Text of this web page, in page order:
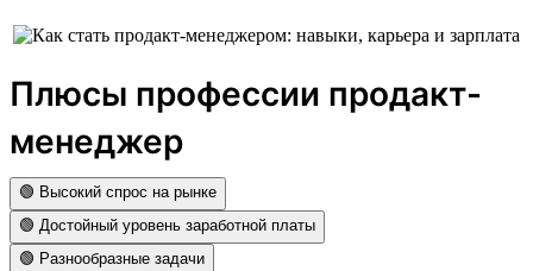
Плюсы профессии продакт-
менеджер
🟢 Высокий спрос на рынке
🟢 Достойный уровень заработной платы
🟢 Разнообразные задачи